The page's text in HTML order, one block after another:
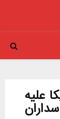
علیه